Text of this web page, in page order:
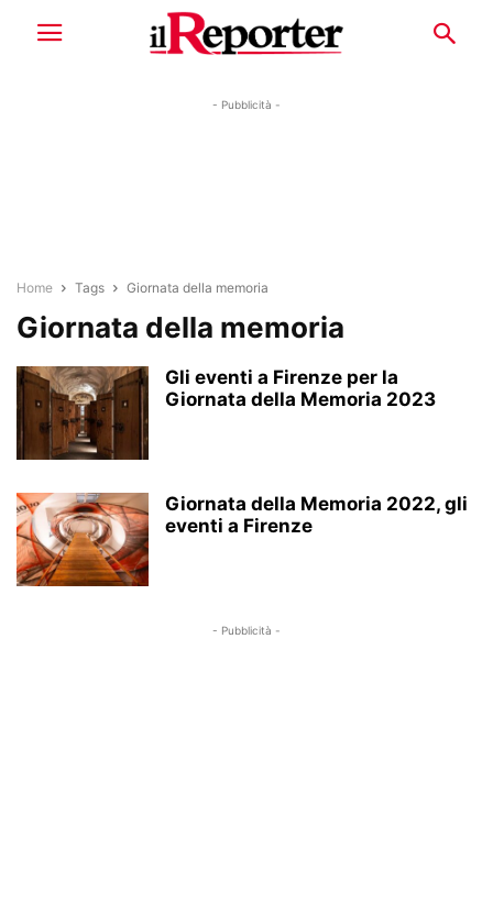
- Pubblicità -
Home Tags Giornata della memoria
Giornata della memoria
Gli eventi a Firenze per la
Giornata della Memoria 2023
Giornata della Memoria 2022, gli
eventi a Firenze
- Pubblicità -